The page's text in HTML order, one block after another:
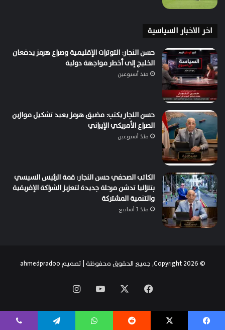
اخر الاخبار السياسية
حسن النجار: التوترات الإقليمية وصراع هرمز يدفعان
الخليج إلى أخطر مواجهة دولية
منذ أسبوعين
حسن النجار يكتب: مضيق هرمز يعيد تشكيل موازين
الصراع الأمريكي الإيراني
منذ أسبوعين
الكاتب الصحفي حسن النجار: قمة الرئيس السيسي
بتنزانيا تدشن مرحلة جديدة لتعزيز الشراكة الإفريقية
والتنمية المشتركة
منذ 3 أسابيع
© Copyright 2026, جميع الحقوق محفوظة | تصميم ahmedpradoo
فيسبوك ‫YouTube